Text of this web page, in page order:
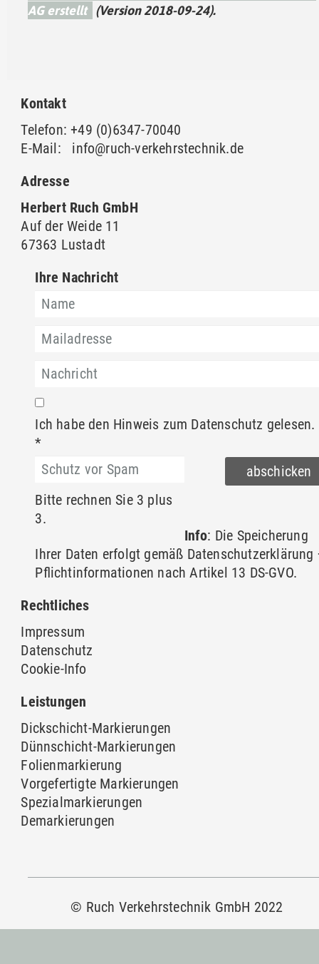
AG erstellt
(Version 2018-09-24).
Kontakt
Telefon: +49 (0)6347-70040
E-Mail: info@ruch-verkehrstechnik.de
Adresse
Herbert Ruch GmbH
Auf der Weide 11
67363 Lustadt
Ihre Nachricht
Ich habe den Hinweis zum Datenschutz gelesen.
*
Bitte rechnen Sie 3 plus
3.
Info: Die Speicherung
Ihrer Daten erfolgt gemäß Datenschutzerklärung
Pflichtinformationen nach Artikel 13 DS-GVO.
Rechtliches
Impressum
Datenschutz
Cookie-Info
Leistungen
Dickschicht-Markierungen
Dünnschicht-Markierungen
Folienmarkierung
Vorgefertigte Markierungen
Spezialmarkierungen
Demarkierungen
© Ruch Verkehrstechnik GmbH 2022